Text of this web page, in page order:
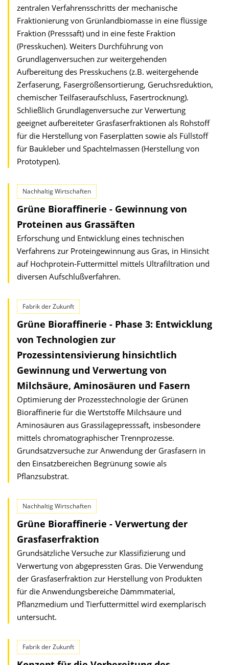
zentralen Verfahrensschritts der mechanische
Fraktionierung von Grünlandbiomasse in eine flüssige
Fraktion (Presssaft) und in eine feste Fraktion
(Presskuchen). Weiters Durchführung von
Grundlagenversuchen zur weitergehenden
Aufbereitung des Presskuchens (z.B. weitergehende
Zerfaserung, Fasergrößensortierung, Geruchsreduktion,
chemischer Teilfaseraufschluss, Fasertrocknung).
Schließlich Grundlagenversuche zur Verwertung
geeignet aufbereiteter Grasfaserfraktionen als Rohstoff
für die Herstellung von Faserplatten sowie als Füllstoff
für Baukleber und Spachtelmassen (Herstellung von
Prototypen).
Nachhaltig Wirtschaften
Grüne Bioraffinerie - Gewinnung von
Proteinen aus Grassäften
Erforschung und Entwicklung eines technischen
Verfahrens zur Proteingewinnung aus Gras, in Hinsicht
auf Hochprotein-Futtermittel mittels Ultrafiltration und
diversen Aufschlußverfahren.
Fabrik der Zukunft
Grüne Bioraffinerie - Phase 3: Entwicklung
von Technologien zur
Prozessintensivierung hinsichtlich
Gewinnung und Verwertung von
Milchsäure, Aminosäuren und Fasern
Optimierung der Prozesstechnologie der Grünen
Bioraffinerie für die Wertstoffe Milchsäure und
Aminosäuren aus Grassilagepresssaft, insbesondere
mittels chromatographischer Trennprozesse.
Grundsatzversuche zur Anwendung der Grasfasern in
den Einsatzbereichen Begrünung sowie als
Pflanzsubstrat.
Nachhaltig Wirtschaften
Grüne Bioraffinerie - Verwertung der
Grasfaserfraktion
Grundsätzliche Versuche zur Klassifizierung und
Verwertung von abgepressten Gras. Die Verwendung
der Grasfaserfraktion zur Herstellung von Produkten
für die Anwendungsbereiche Dämmmaterial,
Pflanzmedium und Tierfuttermittel wird exemplarisch
untersucht.
Fabrik der Zukunft